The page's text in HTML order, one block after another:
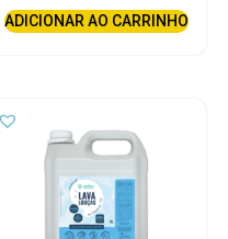
ADICIONAR AO CARRINHO